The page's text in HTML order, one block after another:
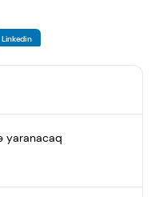
Linkedin
yaranacaq